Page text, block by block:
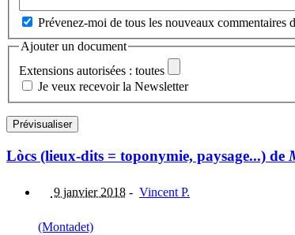
Prévenez-moi de tous les nouveaux commentaires
Ajouter un document
Extensions autorisées : toutes
Je veux recevoir la Newsletter
Lòcs (lieux-dits = toponymie, paysage...) de
9 janvier 2018 - Vincent P.
(Montadet)